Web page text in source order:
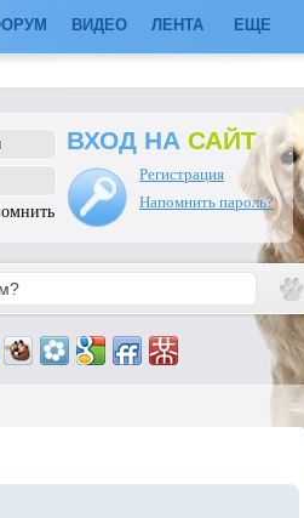
ВИДЕО ЛЕНТА ЕЩЕ
ВХОД НА САЙТ
Регистрация
Напомнить пароль?